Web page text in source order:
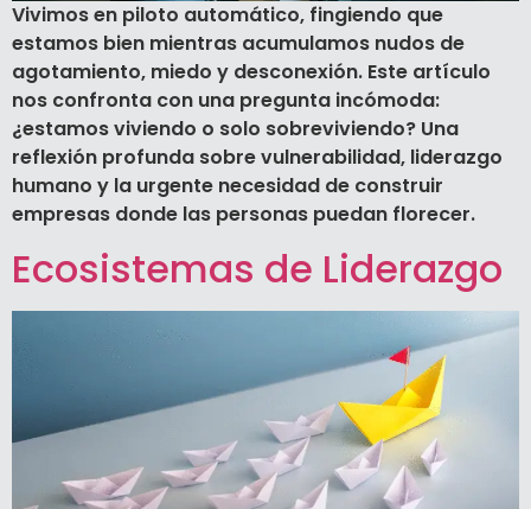
Vivimos en piloto automático, fingiendo que
estamos bien mientras acumulamos nudos de
agotamiento, miedo y desconexión. Este artículo
nos confronta con una pregunta incómoda:
¿estamos viviendo o solo sobreviviendo? Una
reflexión profunda sobre vulnerabilidad, liderazgo
humano y la urgente necesidad de construir
empresas donde las personas puedan florecer.
Ecosistemas de Liderazgo